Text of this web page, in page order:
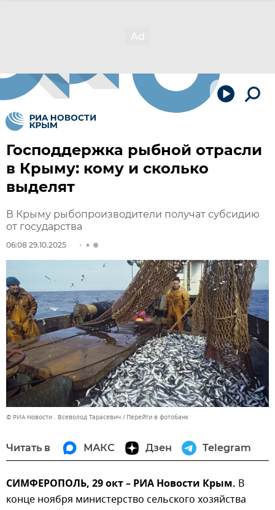
Господдержка рыбной отрасли
в Крыму: кому и сколько
выделят
В Крыму рыбопроизводители получат субсидию
от государства
06:08 29.10.2025
© РИА Новости . Всеволод Тарасевич Перейти в фотобанк
Читать в МАКС Дзен Telegram
СИМФЕРОПОЛЬ, 29 окт – РИА Новости Крым. В
конце ноября министерство сельского хозяйства